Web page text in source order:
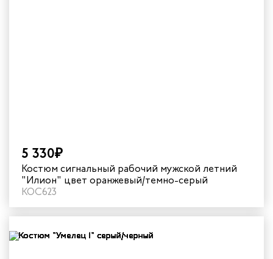
5 330₽
Костюм сигнальный рабочий мужской летний
"Илион" цвет оранжевый/темно-серый
КОС623